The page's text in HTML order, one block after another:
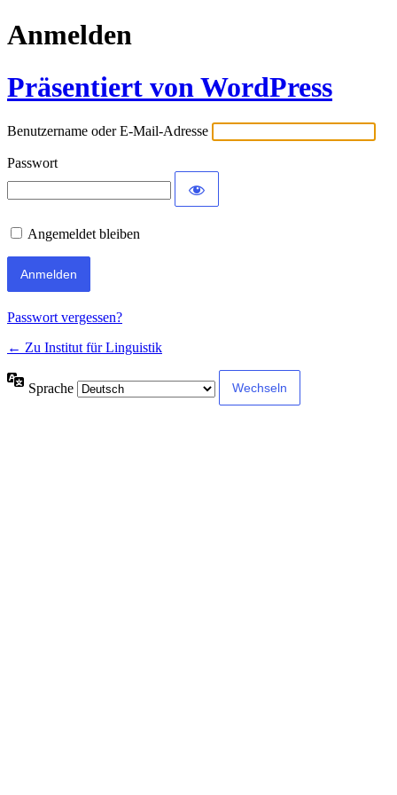
Anmelden
Präsentiert von WordPress
Benutzername oder E-Mail-Adresse
Passwort
Angemeldet bleiben
Passwort vergessen?
← Zu Institut für Linguistik
Sprache